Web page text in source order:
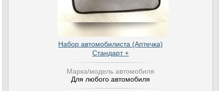
Набор автомобилиста (Аптечка)
Стандарт +
Марка/модель автомобиля
Для любого автомобиля